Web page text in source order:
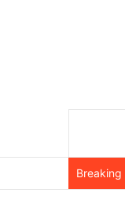
Breaking